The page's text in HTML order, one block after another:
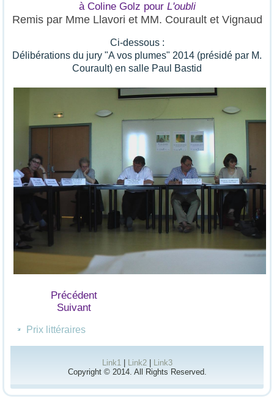
à Coline Golz pour L'oubli
Remis par Mme Llavori et MM. Courault et Vignaud
Ci-dessous :
Délibérations du jury "A vos plumes" 2014 (présidé par M.
Courault) en salle Paul Bastid
Précédent
Suivant
Prix littéraires
Link1| Link2|
Link3
Copyright © 2014. All Rights Reserved.